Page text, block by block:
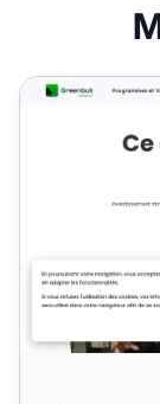
Programa de